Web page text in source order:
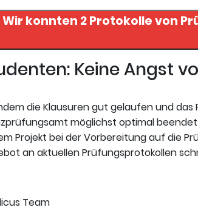
Wir konnten 2 Protokolle von
Keine Angst
die Klausuren gut gelaufen und
möglichst optimal
Projekt bei der Vorbereitung auf die
an aktuellen Prüfungsprotokollen
Team